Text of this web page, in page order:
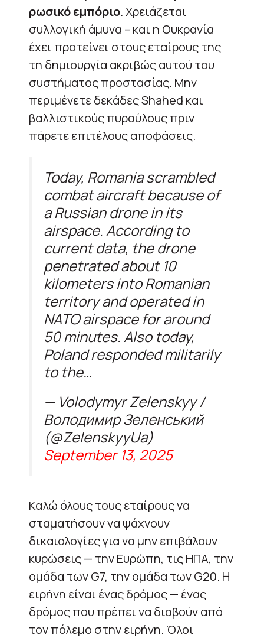
ρωσικό εμπόριο. Χρειάζεται
συλλογική άμυνα – και η Ουκρανία
έχει προτείνει στους εταίρους της
τη δημιουργία ακριβώς αυτού του
συστήματος προστασίας. Μην
περιμένετε δεκάδες Shahed και
βαλλιστικούς πυραύλους πριν
πάρετε επιτέλους αποφάσεις.
Today, Romania scrambled
combat aircraft because of
a Russian drone in its
airspace. According to
current data, the drone
penetrated about 10
kilometers into Romanian
territory and operated in
NATO airspace for around
50 minutes. Also today,
Poland responded militarily
to the…
— Volodymyr Zelenskyy /
Володимир Зеленський
(@ZelenskyyUa)
September 13, 2025
Καλώ όλους τους εταίρους να
σταματήσουν να ψάχνουν
δικαιολογίες για να μην επιβάλουν
κυρώσεις — την Ευρώπη, τις ΗΠΑ, την
ομάδα των G7, την ομάδα των G20. Η
ειρήνη είναι ένας δρόμος — ένας
δρόμος που πρέπει να διαβούν από
τον πόλεμο στην ειρήνη. Όλοι